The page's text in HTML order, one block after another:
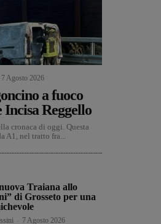
7 Agosto 2026
a fuoco
Reggello
cronaca di oggi. Questa
A1, nel tratto fra...
Traiana allo
di Grosseto per una
7 Agosto 2026